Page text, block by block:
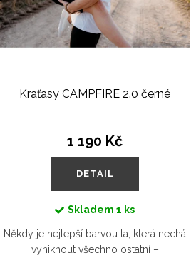
Kraťasy CAMPFIRE 2.0 černé
1 190 Kč
DETAIL
Skladem1 ks
Někdy je nejlepší barvou ta, která nechá
vyniknout všechno ostatní –